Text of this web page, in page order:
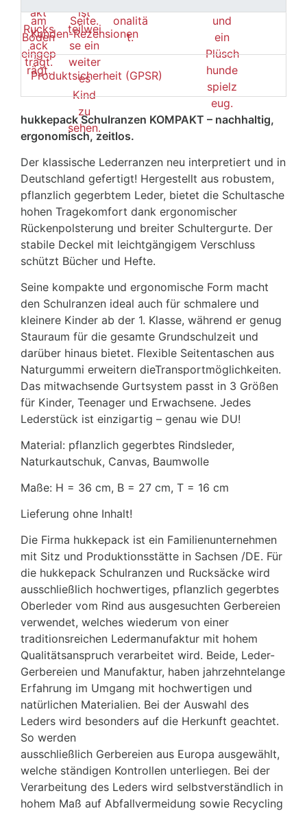
Kunden-Rezensionen
Produktsicherheit (GPSR)
hukkepack Schulranzen KOMPAKT – nachhaltig,
ergonomisch, zeitlos.
Der klassische Lederranzen neu interpretiert und in
Deutschland gefertigt! Hergestellt aus robustem,
pflanzlich gegerbtem Leder, bietet die Schultasche
hohen Tragekomfort dank ergonomischer
Rückenpolsterung und breiter Schultergurte. Der
stabile Deckel mit leichtgängigem Verschluss
schützt Bücher und Hefte.
Seine kompakte und ergonomische Form macht
den Schulranzen ideal auch für schmalere und
kleinere Kinder ab der 1. Klasse, während er genug
Stauraum für die gesamte Grundschulzeit und
darüber hinaus bietet. Flexible Seitentaschen aus
Naturgummi erweitern dieTransportmöglichkeiten.
Das mitwachsende Gurtsystem passt in 3 Größen
für Kinder, Teenager und Erwachsene. Jedes
Lederstück ist einzigartig – genau wie DU!
Material: pflanzlich gegerbtes Rindsleder,
Naturkautschuk, Canvas, Baumwolle
Maße: H = 36 cm, B = 27 cm, T = 16 cm
Lieferung ohne Inhalt!
Die Firma hukkepack ist ein Familienunternehmen
mit Sitz und Produktionsstätte in Sachsen /DE. Für
die hukkepack Schulranzen und Rucksäcke wird
ausschließlich hochwertiges, pflanzlich gegerbtes
Oberleder vom Rind aus ausgesuchten Gerbereien
verwendet, welches wiederum von einer
traditionsreichen Ledermanufaktur mit hohem
Qualitätsanspruch verarbeitet wird. Beide, Leder-
Gerbereien und Manufaktur, haben jahrzehntelange
Erfahrung im Umgang mit hochwertigen und
natürlichen Materialien. Bei der Auswahl des
Leders wird besonders auf die Herkunft geachtet.
So werden
ausschließlich Gerbereien aus Europa ausgewählt,
welche ständigen Kontrollen unterliegen. Bei der
Verarbeitung des Leders wird selbstverständlich in
hohem Maß auf Abfallvermeidung sowie Recycling